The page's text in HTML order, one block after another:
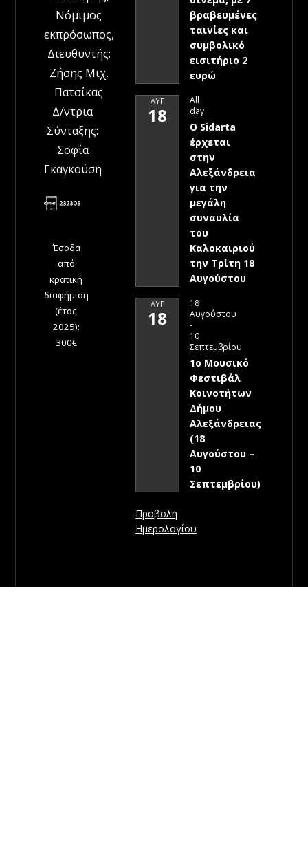
Νόμιμος
εκπρόσωπος,
Διευθυντής:
Ζήσης Μιχ.
Πατσίκας
Δ/ντρια
Σύνταξης:
Σοφία
Γκαγκούση
Έσοδα
από
κρατική
διαφήμιση
(έτος
2025):
300€
βραβευμένες
ταινίες και
συμβολικό
εισιτήριο 2
ευρώ
ΑΥΓ
18
All
day
Ο Sidarta
έρχεται
στην
Αλεξάνδρεια
για την
μεγάλη
συναυλία
του
Καλοκαιριού
την Τρίτη 18
Αυγούστου
ΑΥΓ
18
18
Αυγούστου
-
10
Σεπτεμβρίου
1ο Μουσικό
Φεστιβάλ
Κοινοτήτων
Δήμου
Αλεξάνδρειας
(18
Αυγούστου –
10
Σεπτεμβρίου)